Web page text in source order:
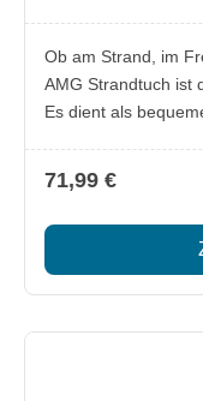
Ob am Strand, im
AMG Strandtuch ist
Es dient als
und macht die
erkennbar. Lieferumfang: 1x Strandtuch Besonderheiten:
Farbe: schwarz/weiß/rot Material: 100 %
ca. 80 x 180 cm Großes eingewebtes AMG Logo Vielseitig
Mercedes-Benz by
71,99 €